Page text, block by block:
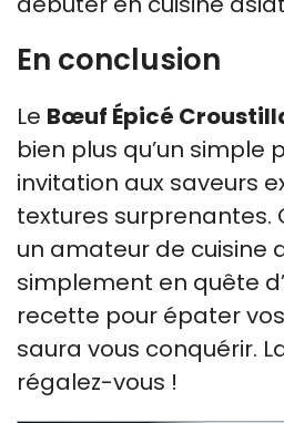
En conclusion
Le Bœuf Épicé
bien plus qu’un simple
invitation aux saveurs
textures surprenantes.
un amateur de cuisine
simplement en quête
recette pour épater
saura vous conquérir.
régalez-vous !